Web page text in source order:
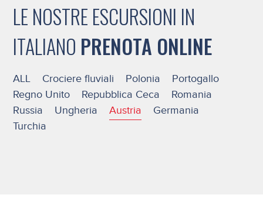
LE NOSTRE ESCURSIONI IN
ITALIANO PRENOTA ONLINE
ALL Crociere fluviali Polonia
Portogallo
Regno Unito
Repubblica Ceca
Romania
Russia
Ungheria Austria
Germania
Turchia